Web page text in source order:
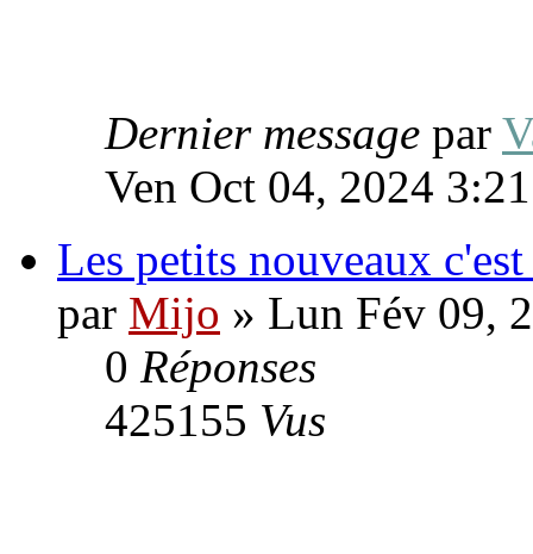
Dernier message par
Ven Oct 04, 2024
Les petits nouveaux
par Mijo » Lun Fév 09,
0 Réponses
425155 Vus